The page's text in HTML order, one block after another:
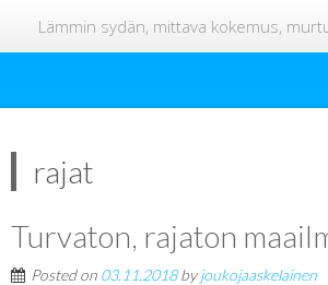
Lämmin sydän, mittava kokemus,
rajat
Turvaton, rajaton
Posted on 03.11.2018byjoukojaaskelainen